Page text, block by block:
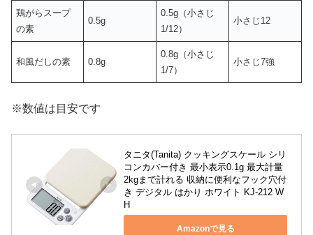
鶏がらスープ
の素
0.5g
0.5g（小さじ
1/12）
小さじ12
和風だしの素 0.8g
0.8g（小さじ
1/7）
小さじ7強
※数値は目安です
タニタ(Tanita) クッキングスケール シリ
コンカバー付き 最小表示0.1g 最大計量
2kgまで計れる 収納に便利なフック穴付
き デジタル はかり ホワイト KJ-212 W
H
Amazonで見る